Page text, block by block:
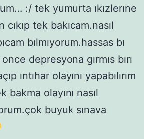
:/ tek yumurta ıkızlerıne
cıkıp tek bakıcam.nasıl
bılmıyorum.hassas bı
depresyona gırmıs bırı
ıntıhar olayını yapabılırım
bakma olayını nasıl
buyuk sınava